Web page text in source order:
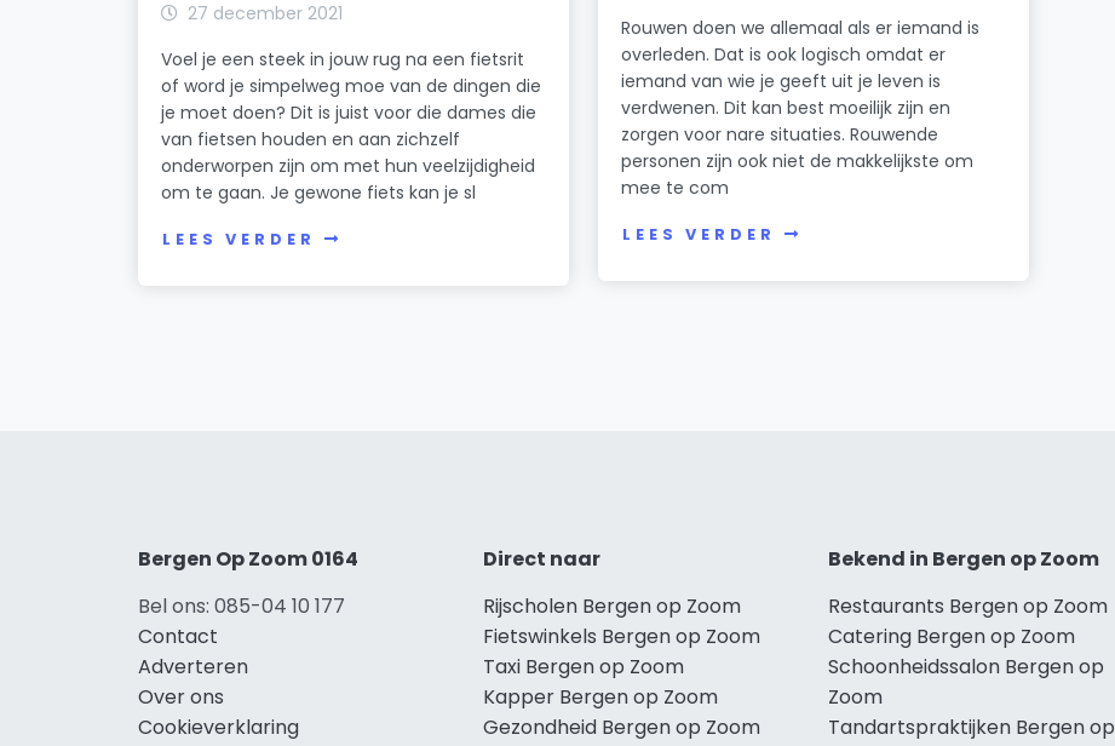
27 december 2021
Voel je een steek in jouw rug na een fietsrit
of word je simpelweg moe van de dingen die
je moet doen? Dit is juist voor die dames die
van fietsen houden en aan zichzelf
onderworpen zijn om met hun veelzijdigheid
om te gaan. Je gewone fiets kan je sl
LEES VERDER
Rouwen doen we allemaal als er iemand is
overleden. Dat is ook logisch omdat er
iemand van wie je geeft uit je leven is
verdwenen. Dit kan best moeilijk zijn en
zorgen voor nare situaties. Rouwende
personen zijn ook niet de makkelijkste om
mee te com
LEES VERDER
Bergen Op Zoom 0164
Bel ons: 085-04 10 177
Contact
Adverteren
Over ons
Cookieverklaring
Direct naar
Rijscholen Bergen op Zoom
Fietswinkels Bergen op Zoom
Taxi Bergen op Zoom
Kapper Bergen op Zoom
Gezondheid Bergen op Zoom
Bekend in Bergen op Zoom
Restaurants Bergen op Zoom
Catering Bergen op Zoom
Schoonheidssalon Bergen op
Zoom
Tandartspraktijken Bergen op